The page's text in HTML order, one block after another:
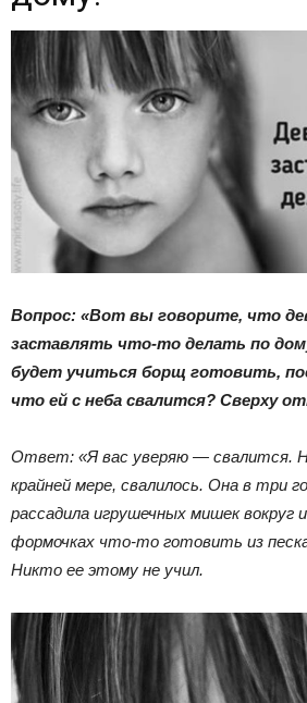
Вопрос: «Вот вы говорите, что
заставлять что-то делать по
будет учиться борщ готовить,
что ей с неба свалится? Сверху
Ответ: «Я вас уверяю — свалится.
крайней мере, свалилось. Она в три
рассадила игрушечных мишек вокруг
формочках что-то готовить из
Никто ее этому не учил.